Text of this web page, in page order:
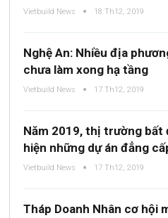
Vietbuild News 18 Th12, 2019
Nghệ An: Nhiều địa
chưa làm xong hạ tầng
Vietbuild News 17 Th12, 2019
Năm 2019, thị trường bất
hiện những dự án đẳng
Vietbuild News 17 Th12, 2019
Tháp Doanh Nhân cơ hội